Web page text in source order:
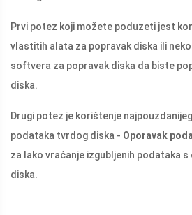
Prvi potez koji možete poduzeti jest
vlastitih alata za popravak diska ili
softvera za popravak diska da biste
diska.
Drugi potez je korištenje
podataka tvrdog diska - Oporavak
za lako vraćanje izgubljenih podataka
diska.